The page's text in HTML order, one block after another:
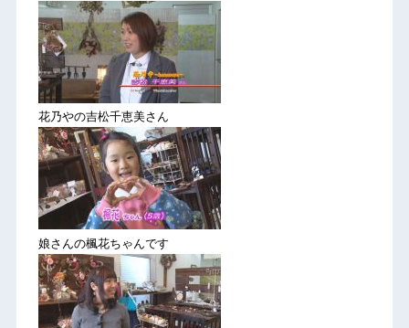
花乃やの吉松千恵美さん
娘さんの楓花ちゃんです